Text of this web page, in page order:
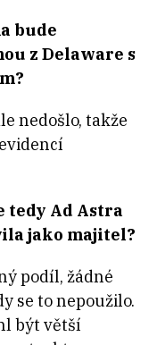
bude
z Delaware s
nedošlo, takže
tedy Ad Astra
jako majitel?
podíl, žádné
se to nepoužilo.
být větší